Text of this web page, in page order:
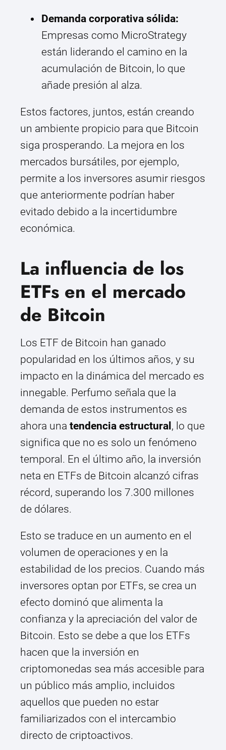
Demanda corporativa sólida:
Empresas como MicroStrategy
están liderando el camino en la
acumulación de Bitcoin, lo que
añade presión al alza.
Estos factores, juntos, están creando
un ambiente propicio para que Bitcoin
siga prosperando. La mejora en los
mercados bursátiles, por ejemplo,
permite a los inversores asumir riesgos
que anteriormente podrían haber
evitado debido a la incertidumbre
económica.
La influencia de los
ETFs en el mercado
de Bitcoin
Los ETF de Bitcoin han ganado
popularidad en los últimos años, y su
impacto en la dinámica del mercado es
innegable. Perfumo señala que la
demanda de estos instrumentos es
ahora una tendencia estructural , lo que
significa que no es solo un fenómeno
temporal. En el último año, la inversión
neta en ETFs de Bitcoin alcanzó cifras
récord, superando los 7.300 millones
de dólares.
Esto se traduce en un aumento en el
volumen de operaciones y en la
estabilidad de los precios. Cuando más
inversores optan por ETFs, se crea un
efecto dominó que alimenta la
confianza y la apreciación del valor de
Bitcoin. Esto se debe a que los ETFs
hacen que la inversión en
criptomonedas sea más accesible para
un público más amplio, incluidos
aquellos que pueden no estar
familiarizados con el intercambio
directo de criptoactivos.